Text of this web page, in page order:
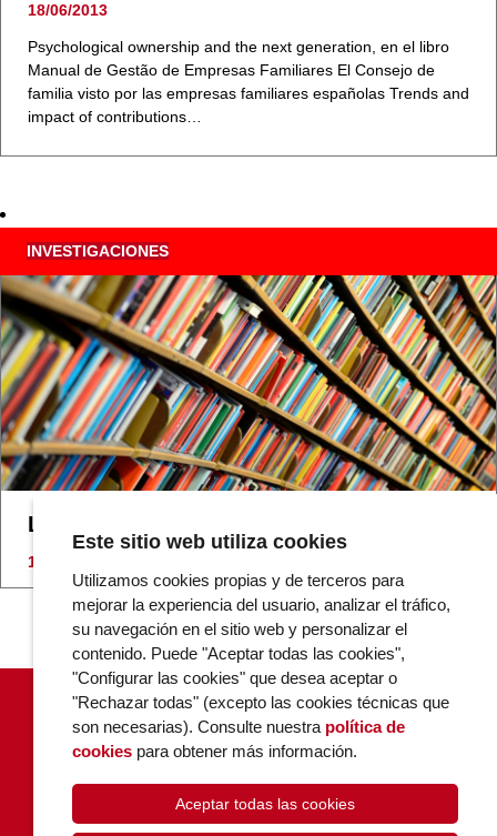
18/06/2013
Psychological ownership and the next generation, en el libro
Manual de Gestão de Empresas Familiares El Consejo de
familia visto por las empresas familiares españolas Trends and
impact of contributions…
INVESTIGACIONES
Libros y capítulos
18/06/2013
POLÍTICA DE COOKIES
Este sitio web utiliza cookies
Utilizamos cookies propias y de terceros para
mejorar la experiencia del usuario, analizar el tráfico,
su navegación en el sitio web y personalizar el
contenido. Puede "Aceptar todas las cookies",
"Configurar las cookies" que desea aceptar o
"Rechazar todas" (excepto las cookies técnicas que
son necesarias). Consulte nuestra política de
cookies para obtener más información.
Aceptar todas las cookies